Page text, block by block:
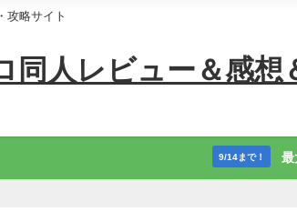
攻略サイト
同人レビュー＆感想
9/14まで！ 最